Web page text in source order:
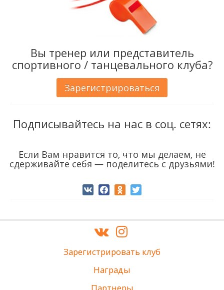
Вы тренер или представитель
спортивного / танцевального клуба?
Зарегистрироваться
Подписывайтесь на нас в соц. сетях:
Если Вам нравится то, что мы делаем, не
сдерживайте себя — поделитесь с друзьями!
Зарегистрировать клуб
Награды